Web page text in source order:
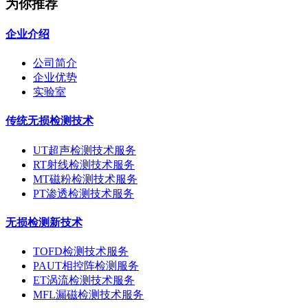
为你推荐
企业介绍
公司简介
企业优势
实验室
传统无损检测技术
UT超声检测技术服务
RT射线检测技术服务
MT磁粉检测技术服务
PT渗透检测技术服务
无损检测新技术
TOFD检测技术服务
PAUT相控阵检测服务
ET涡流检测技术服务
MFL漏磁检测技术服务